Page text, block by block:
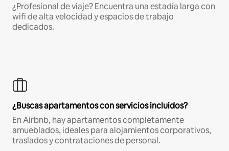
¿Profesional de viaje? Encuentra una estadía larga con
wifi de alta velocidad y espacios de trabajo
dedicados.
¿Buscas apartamentos con servicios incluidos?
En Airbnb, hay apartamentos completamente
amueblados, ideales para alojamientos corporativos,
traslados y contrataciones de personal.